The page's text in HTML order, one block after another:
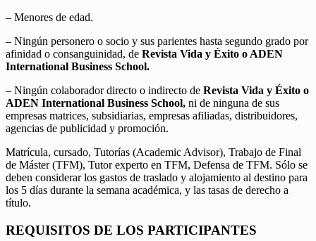
– Menores de edad.
– Ningún personero o socio y sus parientes hasta segundo grado por
afinidad o consanguinidad, de Revista Vida y Éxito o ADEN
International Business School.
– Ningún colaborador directo o indirecto de Revista Vida y Éxito o
ADEN International Business School, ni de ninguna de sus
empresas matrices, subsidiarias, empresas afiliadas, distribuidores,
agencias de publicidad y promoción.
Matrícula, cursado, Tutorías (Academic Advisor), Trabajo de Final
de Máster (TFM), Tutor experto en TFM, Defensa de TFM. Sólo se
deben considerar los gastos de traslado y alojamiento al destino para
los 5 días durante la semana académica, y las tasas de derecho a
título.
REQUISITOS DE LOS PARTICIPANTES